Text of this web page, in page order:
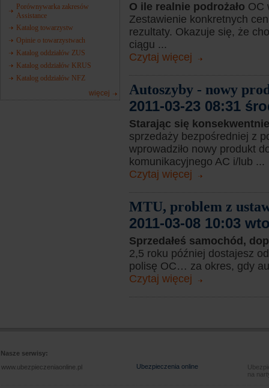
Porównywarka zakresów
Assistance
Katalog towarzystw
Opinie o towarzystwach
Katalog oddziałów ZUS
Katalog oddziałów KRUS
Katalog oddziałów NFZ
więcej
O ile realnie podrożało OC
Zestawienie konkretnych
rezultaty. Okazuje się, że
ciągu ...
Czytaj więcej
Autoszyby - nowy
2011-03-23 08:31
Starając się
sprzedaży bezpośredniej z
wprowadziło nowy produkt
komunikacyjnego AC i/lub ...
Czytaj więcej
MTU, problem z
2011-03-08 10:03
Sprzedałeś samochód,
2,5 roku później dostajesz
polisę OC… za okres, gdy
Czytaj więcej
Nasze serwisy:
www.ubezpieczeniaonline.pl
Ubezpieczenia online
na